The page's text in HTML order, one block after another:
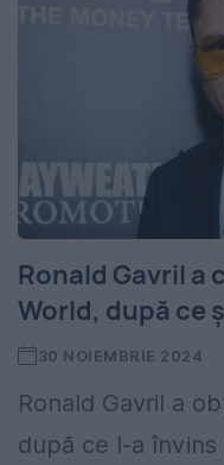
Ronald Gavril a
World, după ce
30 NOIEMBRIE 2024
Ronald Gavril a
după ce l-a